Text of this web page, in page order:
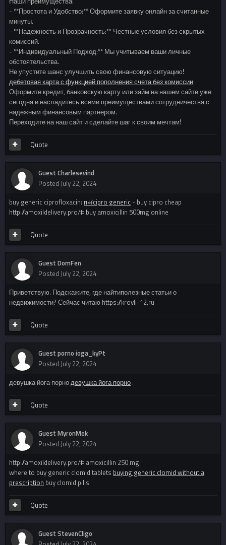
- **Простота и Удобство:** Оформите заявку онлайн за считанные
минуты.
- **Надежность и Прозрачность:** Честные условия без скрытых
комиссий.
- **Индивидуальный Подход:** Мы учитываем ваши личные
обстоятельства.
Не упустите шанс улучшить свою финансовую ситуацию!
дебетовая карта с функцией пополнения счета без комиссии
Оформите кредит, банковскую карту или займ на нашем сайте уже
сегодня и насладитесь всеми преимуществами сотрудничества с
надежным финансовым партнером.
Переходите на наш сайт и сделайте шаг к своим мечтам!
Quote
Guest Charlesevind
Posted July 22, 2024
buy generic ciprofloxacin: п»їcipro generic - buy cipro cheap
http://amoxildelivery.pro/# buy amoxicillin 500mg online
Quote
Guest DomFen
Posted July 22, 2024
Приветствую. Подскажите, где найтиполезные статьи о
недвижимости? Сейчас читаю https://krovli-12.ru
Quote
Guest porno ioga_kyPt
Posted July 22, 2024
девушка йога порнодевушка йога порно .
Quote
Guest MyronMek
Posted July 22, 2024
http://amoxildelivery.pro/# amoxicillin 250 mg
where to buy generic clomid tablets buying generic clomid without a
prescription buy clomid pills
Quote
Guest StevenCligo